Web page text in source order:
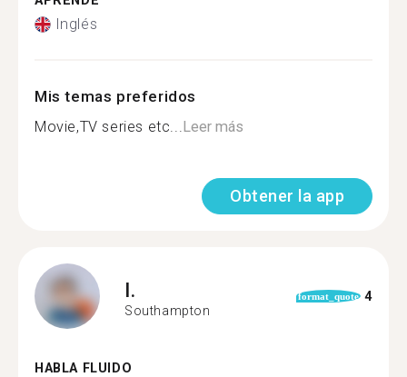
Inglés
Mis temas preferidos
Movie,TV series etc...Leer más
Obtener la app
I.
Southampton
format_quote 4
HABLA FLUIDO